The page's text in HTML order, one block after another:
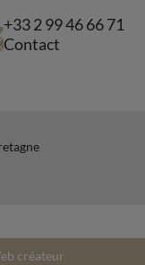
+33 2 99 46 66 71
Contact
créateur